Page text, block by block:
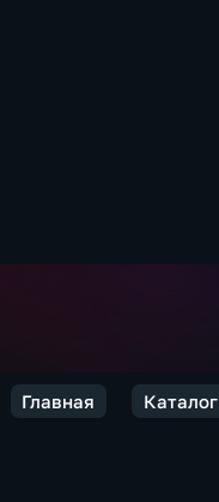
Главная Каталог